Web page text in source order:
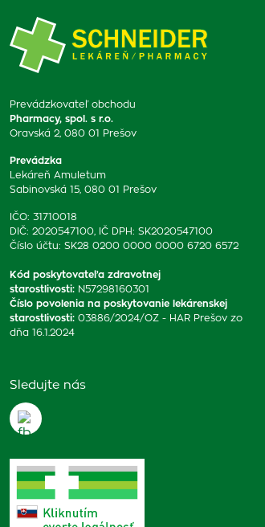
Prevádzkovateľ obchodu
Pharmacy, spol. s r.o.
Oravská 2, 080 01 Prešov
Prevádzka
Lekáreň Amuletum
Sabinovská 15, 080 01 Prešov
IČO: 31710018
DIČ: 2020547100, IČ DPH: SK2020547100
Číslo účtu: SK28 0200 0000 0000 6720 6572
Kód poskytovateľa zdravotnej
starostlivosti: N57298160301
Číslo povolenia na poskytovanie lekárenskej
starostlivosti: 03886/2024/OZ - HAR Prešov zo
dňa 16.1.2024
Sledujte nás